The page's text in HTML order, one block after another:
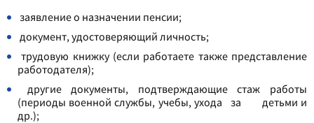
заявление о назначении пенсии;
документ, удостоверяющий личность;
трудовую книжку (если работаете также представление
работодателя);
другие документы, подтверждающие стаж работы
(периоды военной службы, учебы, ухода за детьми и
др.);